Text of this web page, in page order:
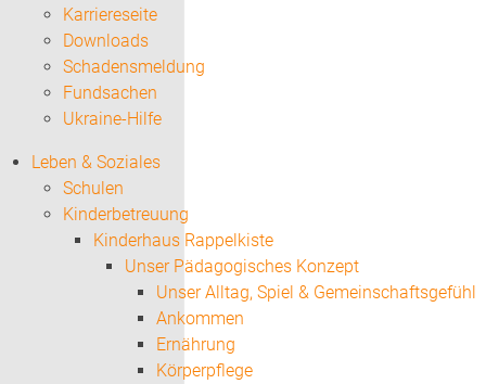
Karriereseite
Downloads
Schadensmeldung
Fundsachen
Ukraine-Hilfe
Leben & Soziales
Schulen
Kinderbetreuung
Kinderhaus Rappelkiste
Unser Pädagogisches Konzept
Unser Alltag, Spiel & Gemeinschaftsgefühl
Ankommen
Ernährung
Körperpflege